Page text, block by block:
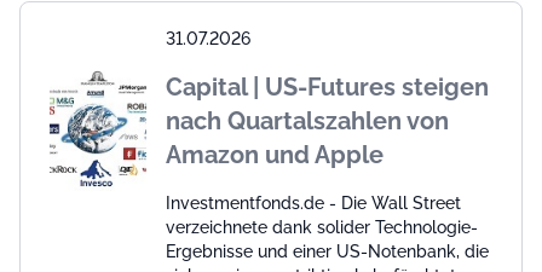
31.07.2026
Capital | US-Futures steigen
nach Quartalszahlen von
Amazon und Apple
Investmentfonds.de - Die Wall Street
verzeichnete dank solider Technologie-
Ergebnisse und einer US-Notenbank, die